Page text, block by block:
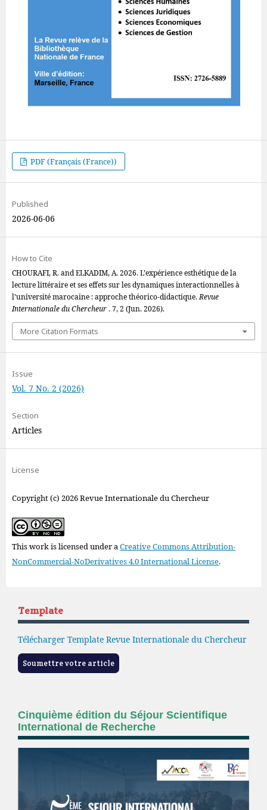
PDF (Français (France))
Published
2026-06-06
How to Cite
CHOURAFI, R. and ELKADIM, A. 2026. L’expérience esthétique de la
lecture littéraire et ses effets sur les dynamiques interactionnelles à
l’université marocaine : approche théorico-didactique.Revue
Internationale du Chercheur. 7, 2 (Jun. 2026).
More Citation Formats
Issue
Vol. 7 No. 2 (2026)
Section
Articles
License
Copyright (c) 2026 Revue Internationale du Chercheur
This work is licensed under aCreative Commons Attribution-
NonCommercial-NoDerivatives 4.0 International License.
Template
Télécharger Template Revue Internationale du Chercheur
Soumettre votre article
Cinquième édition du Séjour Scientifique
International de Recherche